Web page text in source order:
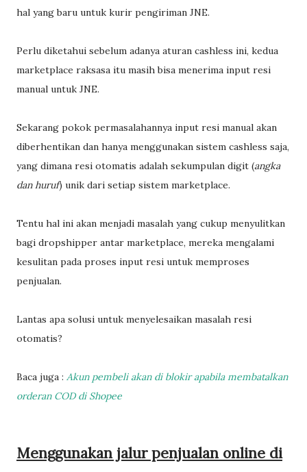
hal yang baru untuk kurir pengiriman JNE.
Perlu diketahui sebelum adanya aturan cashless ini, kedua
marketplace raksasa itu masih bisa menerima input resi
manual untuk JNE.
Sekarang pokok permasalahannya input resi manual akan
diberhentikan dan hanya menggunakan sistem cashless saja,
yang dimana resi otomatis adalah sekumpulan digit (angka
dan huruf) unik dari setiap sistem marketplace.
Tentu hal ini akan menjadi masalah yang cukup menyulitkan
bagi dropshipper antar marketplace, mereka mengalami
kesulitan pada proses input resi untuk memproses
penjualan.
Lantas apa solusi untuk menyelesaikan masalah resi
otomatis?
Baca juga : Akun pembeli akan di blokir apabila membatalkan
orderan COD di Shopee
Menggunakan jalur penjualan online di